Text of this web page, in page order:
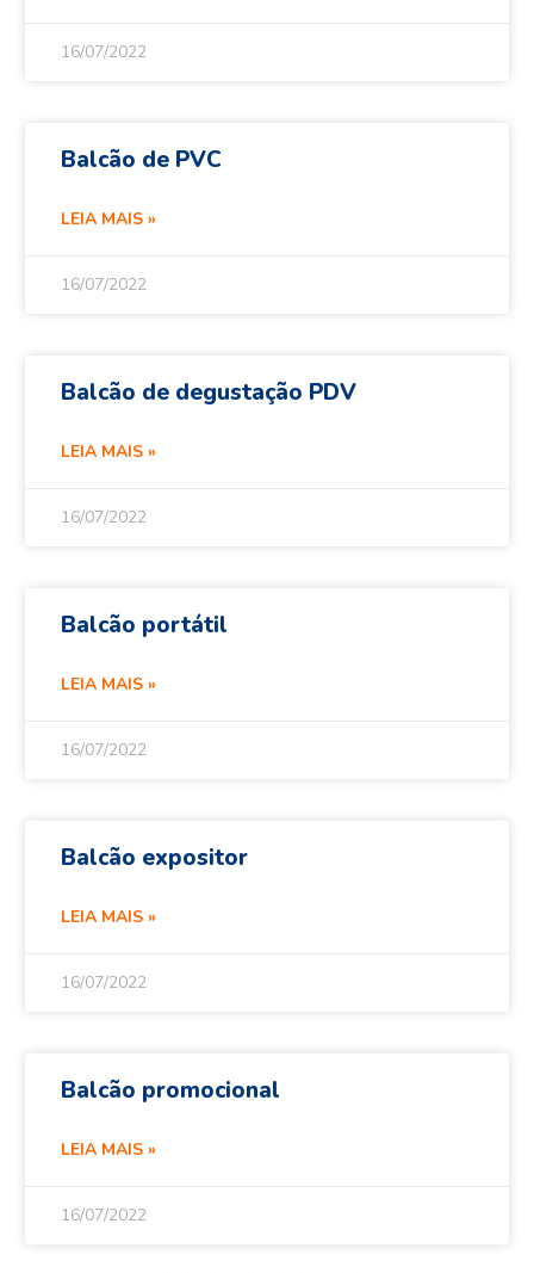
16/07/2022
Balcão de PVC
LEIA MAIS »
16/07/2022
Balcão de degustação PDV
LEIA MAIS »
16/07/2022
Balcão portátil
LEIA MAIS »
16/07/2022
Balcão expositor
LEIA MAIS »
16/07/2022
Balcão promocional
LEIA MAIS »
16/07/2022